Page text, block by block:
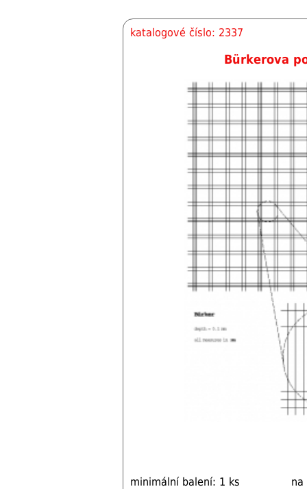
katalogové číslo: 2337
Bürkerova
minimální balení: 1 ks na